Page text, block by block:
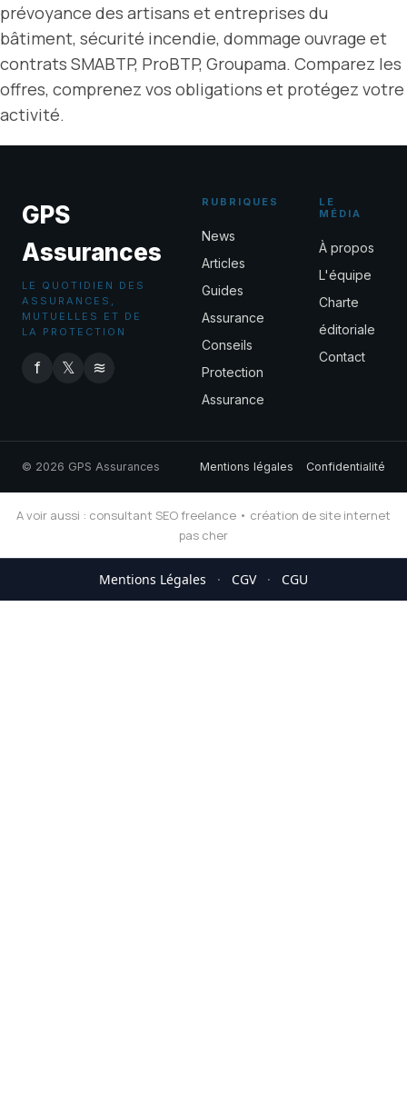
prévoyance des artisans et entreprises du
bâtiment, sécurité incendie, dommage ouvrage et
contrats SMABTP, ProBTP, Groupama. Comparez les
offres, comprenez vos obligations et protégez votre
activité.
GPS
Assurances
LE QUOTIDIEN DES
ASSURANCES,
MUTUELLES ET DE
LA PROTECTION
f 𝕏 ≋
RUBRIQUES
News
Articles
Guides
Assurance
Conseils
Protection
Assurance
LE
MÉDIA
À propos
L'équipe
Charte
éditoriale
Contact
© 2026 GPS Assurances Mentions légales Confidentialité
A voir aussi : consultant SEO freelance • création de site internet
pas cher
Mentions Légales · CGV · CGU